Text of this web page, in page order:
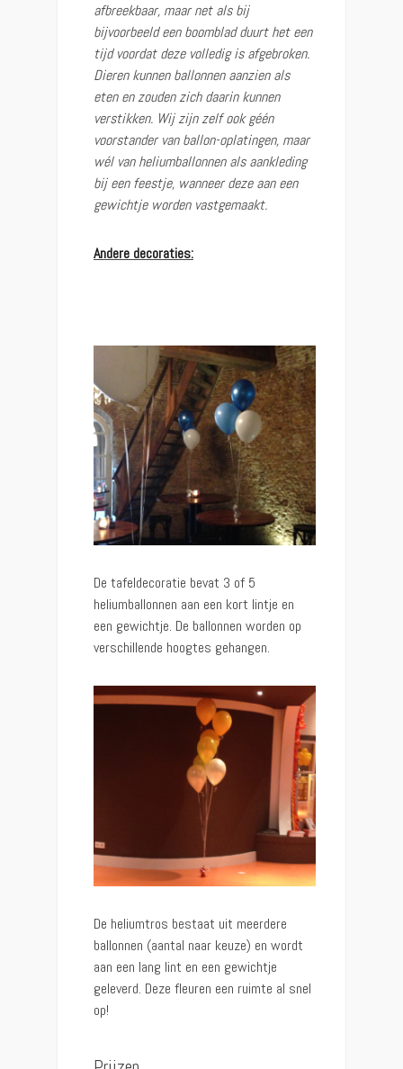
afbreekbaar, maar net als bij
bijvoorbeeld een boomblad duurt het een
tijd voordat deze volledig is afgebroken.
Dieren kunnen ballonnen aanzien als
eten en zouden zich daarin kunnen
verstikken. Wij zijn zelf ook géén
voorstander van ballon-oplatingen, maar
wél van heliumballonnen als aankleding
bij een feestje, wanneer deze aan een
gewichtje worden vastgemaakt.
Andere decoraties:
De tafeldecoratie bevat 3 of 5
heliumballonnen aan een kort lintje en
een gewichtje. De ballonnen worden op
verschillende hoogtes gehangen.
De heliumtros bestaat uit meerdere
ballonnen (aantal naar keuze) en wordt
aan een lang lint en een gewichtje
geleverd. Deze fleuren een ruimte al snel
op!